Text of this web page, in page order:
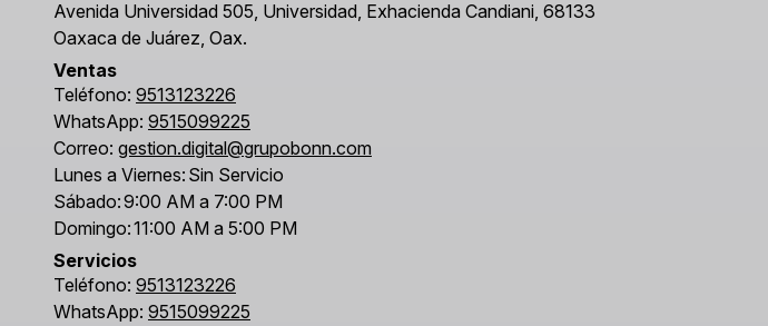
Avenida Universidad 505, Universidad, Exhacienda Candiani, 68133
Oaxaca de Juárez, Oax.
Ventas
Teléfono: 9513123226
WhatsApp: 9515099225
Correo: gestion.digital@grupobonn.com
Lunes a Viernes: Sin Servicio
Sábado:9:00 AM a 7:00 PM
Domingo:11:00 AM a 5:00 PM
Servicios
Teléfono: 9513123226
WhatsApp: 9515099225